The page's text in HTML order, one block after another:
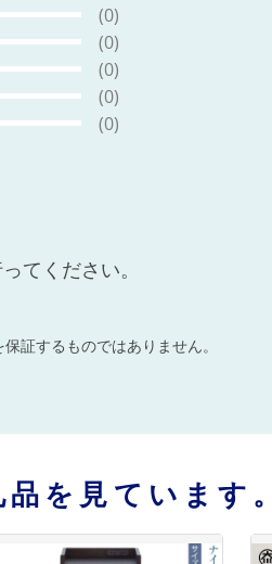
(0)
(0)
(0)
(0)
(0)
てください。
証するものではありません。
を見ています。